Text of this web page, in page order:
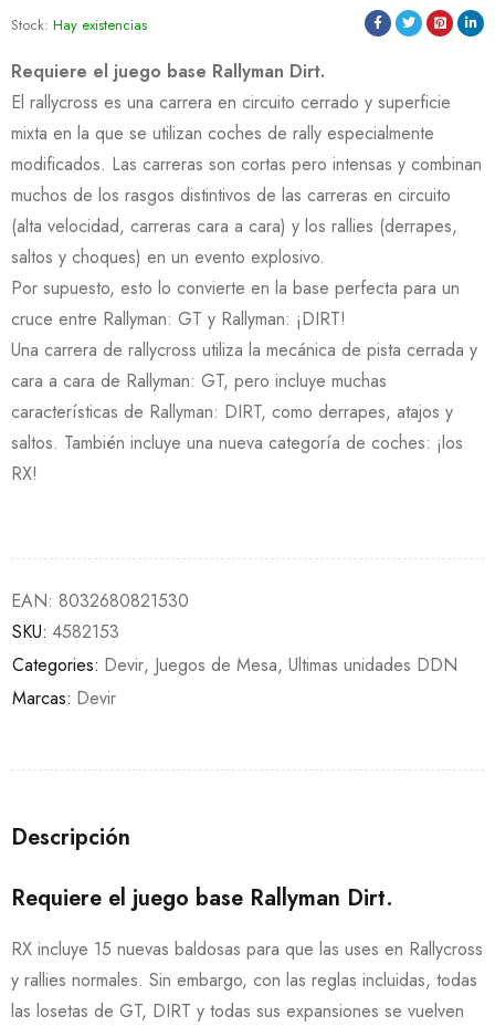
Stock: Hay existencias
Requiere el juego base Rallyman Dirt.
El rallycross es una carrera en circuito cerrado y superficie
mixta en la que se utilizan coches de rally especialmente
modificados. Las carreras son cortas pero intensas y combinan
muchos de los rasgos distintivos de las carreras en circuito
(alta velocidad, carreras cara a cara) y los rallies (derrapes,
saltos y choques) en un evento explosivo.
Por supuesto, esto lo convierte en la base perfecta para un
cruce entre Rallyman: GT y Rallyman: ¡DIRT!
Una carrera de rallycross utiliza la mecánica de pista cerrada y
cara a cara de Rallyman: GT, pero incluye muchas
características de Rallyman: DIRT, como derrapes, atajos y
saltos. También incluye una nueva categoría de coches: ¡los
RX!
EAN: 8032680821530
SKU: 4582153
Categories: Devir, Juegos de Mesa, Ultimas unidades DDN
Marcas: Devir
Descripción
Requiere el juego base Rallyman Dirt.
RX incluye 15 nuevas baldosas para que las uses en Rallycross
y rallies normales. Sin embargo, con las reglas incluidas, todas
las losetas de GT, DIRT y todas sus expansiones se vuelven